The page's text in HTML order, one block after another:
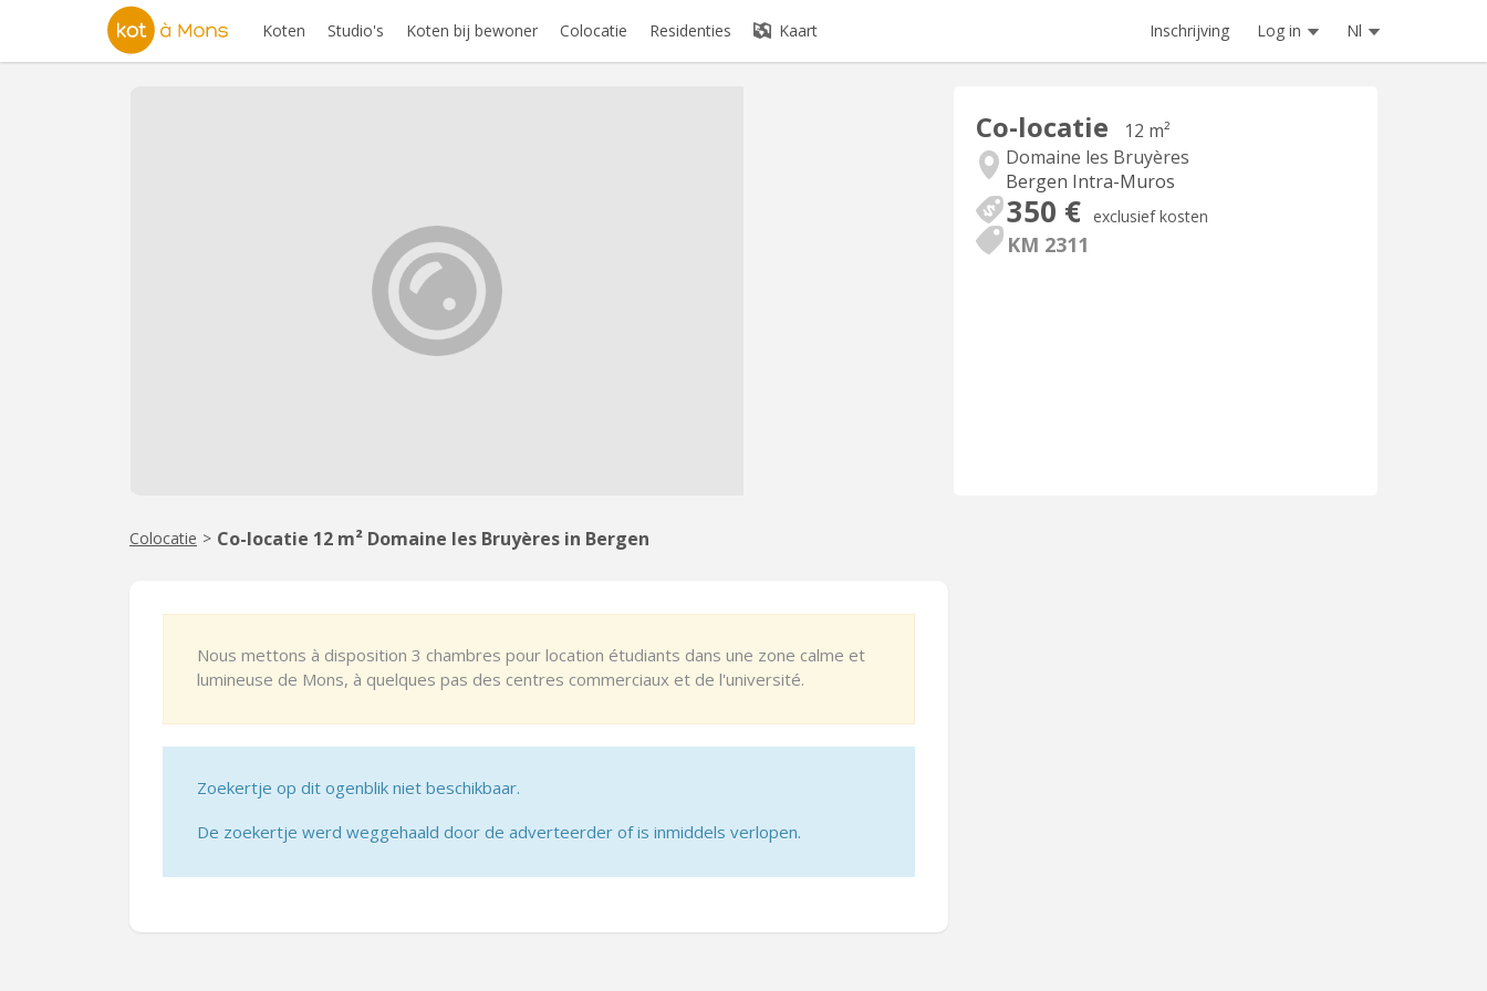
Koten Studio's Koten bij bewoner Colocatie Residenties Kaart Inschrijving Log in Nl
Co-locatie
12 m²
Domaine les Bruyères
Bergen Intra-Muros
350 € exclusief kosten
KM 2311
Colocatie > Co-locatie 12 m² Domaine les Bruyères in Bergen
Nous mettons à disposition 3 chambres pour location étudiants dans une zone calme et
lumineuse de Mons, à quelques pas des centres commerciaux et de l'université.
Zoekertje op dit ogenblik niet beschikbaar.
De zoekertje werd weggehaald door de adverteerder of is inmiddels verlopen.